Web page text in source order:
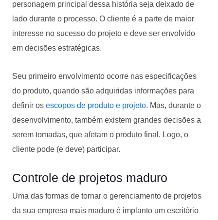
personagem principal dessa história seja deixado de
lado durante o processo. O cliente é a parte de maior
interesse no sucesso do projeto e deve ser envolvido
em decisões estratégicas.
Seu primeiro envolvimento ocorre nas especificações
do produto, quando são adquiridas informações para
definir os escopos de produto e projeto. Mas, durante o
desenvolvimento, também existem grandes decisões a
serem tomadas, que afetam o produto final. Logo, o
cliente pode (e deve) participar.
Controle de projetos maduro
Uma das formas de tornar o gerenciamento de projetos
da sua empresa mais maduro é implanto um escritório